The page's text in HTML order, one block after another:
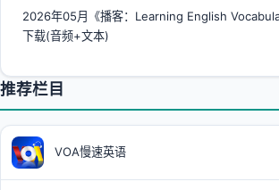
2026年05月《播客：Learning English
下载(音频+文本)
推荐栏目
VOA慢速英语